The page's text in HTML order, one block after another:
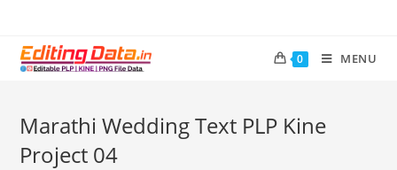
0 MENU
Marathi Wedding Text PLP Kine
Project 04